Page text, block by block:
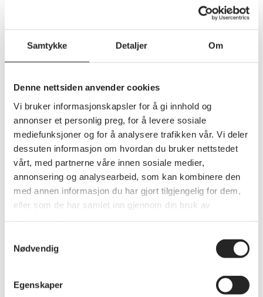
Samtykke Detaljer Om
Denne nettsiden anvender cookies
Vi bruker informasjonskapsler for å gi innhold og
annonser et personlig preg, for å levere sosiale
mediefunksjoner og for å analysere trafikken vår. Vi deler
dessuten informasjon om hvordan du bruker nettstedet
vårt, med partnerne våre innen sosiale medier,
annonsering og analysearbeid, som kan kombinere den
med annen informasjon du har gjort tilgjengelig for dem,
eller som de har samlet inn gjennom din bruk av
Nødvendig
Egenskaper
Meld deg inn
på en av følgende måter:
Send epost til
medlem@pensjonistforbundet.no